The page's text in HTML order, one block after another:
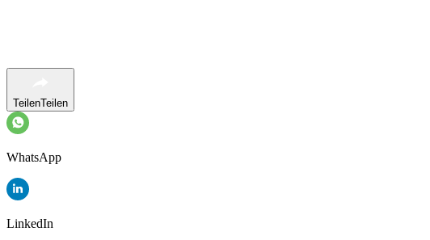
TeilenTeilen
WhatsApp
LinkedIn